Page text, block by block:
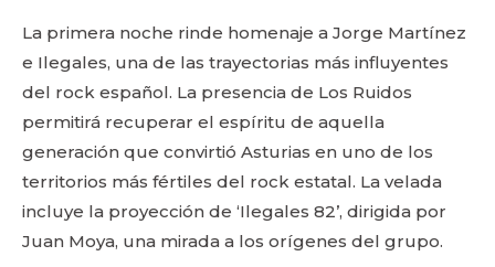
La primera noche rinde homenaje a Jorge Martínez
e Ilegales, una de las trayectorias más influyentes
del rock español. La presencia de Los Ruidos
permitirá recuperar el espíritu de aquella
generación que convirtió Asturias en uno de los
territorios más fértiles del rock estatal. La velada
incluye la proyección de ‘Ilegales 82’, dirigida por
Juan Moya, una mirada a los orígenes del grupo.